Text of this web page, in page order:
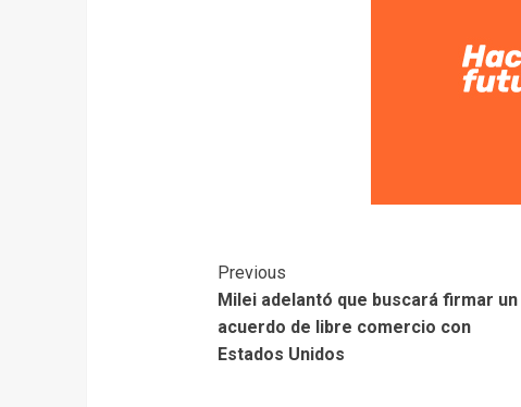
Previous
Milei adelantó que buscará firmar un
acuerdo de libre comercio con
Estados Unidos